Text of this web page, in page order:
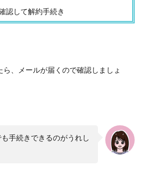
認して解約手続き
、メールが届くので確認しましょ
手続きできるのがうれし